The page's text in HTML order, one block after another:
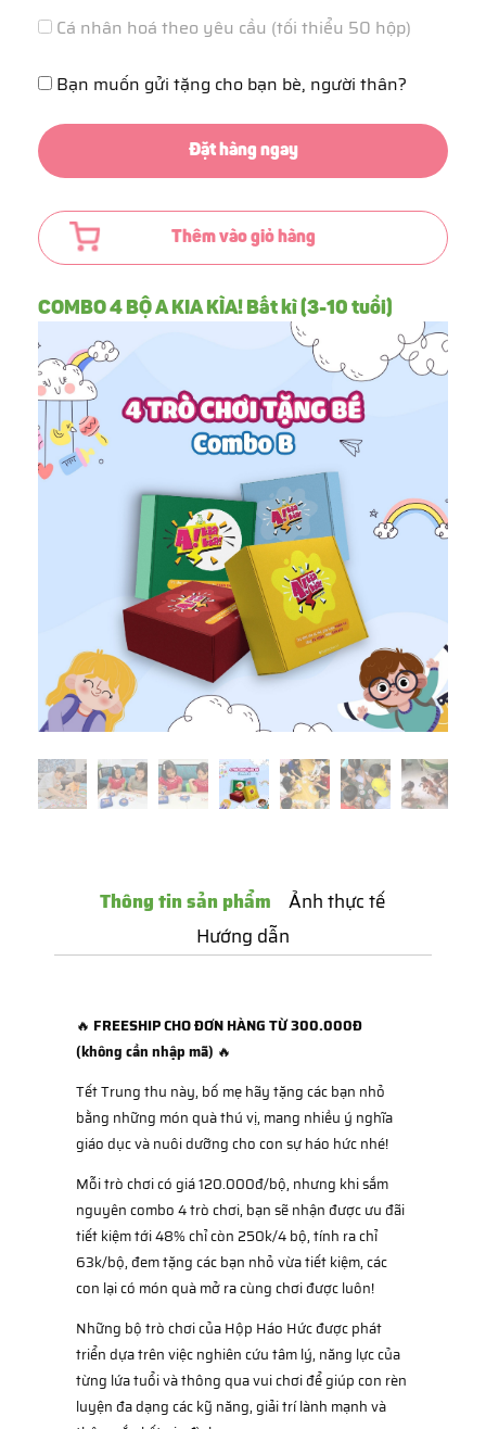
COMBO 4 BỘ A KIA KÌA! Bất kì (3-10 tuổi)
Thông tin sản phẩm
Ảnh thực tế
Hướng dẫn
🔥 FREESHIP CHO ĐƠN HÀNG TỪ 300.000Đ
(không cần nhập mã) 🔥
Tết Trung thu này, bố mẹ hãy tặng các bạn nhỏ
bằng những món quà thú vị, mang nhiều ý nghĩa
giáo dục và nuôi dưỡng cho con sự háo hức nhé!
Mỗi trò chơi có giá 120.000đ/bộ, nhưng khi sắm
nguyên combo 4 trò chơi, bạn sẽ nhận được ưu đãi
tiết kiệm tới 48% chỉ còn 250k/4 bộ, tính ra chỉ
63k/bộ, đem tặng các bạn nhỏ vừa tiết kiệm, các
con lại có món quà mở ra cùng chơi được luôn!
Những bộ trò chơi của Hộp Háo Hức được phát
triển dựa trên việc nghiên cứu tâm lý, năng lực của
từng lứa tuổi và thông qua vui chơi để giúp con rèn
luyện đa dạng các kỹ năng, giải trí lành mạnh và
Cá nhân hoá theo yêu cầu (tối thiểu 50 hộp)
Bạn muốn gửi tặng cho bạn bè, người thân?
Đặt hàng ngay
Thêm vào giỏ hàng